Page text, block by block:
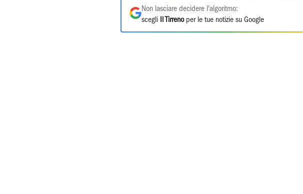
Non lasciare decidere l'algoritmo:
scegli
Il Tirrenoper le tue notizie su Google